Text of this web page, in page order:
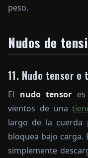
peso.
Nudos de
11. Nudo tensor
El nudo tensor
vientos de una
largo de la cuerda
bloquea bajo carga.
simplemente